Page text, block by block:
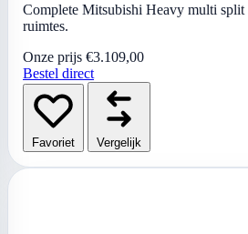
Complete Mitsubishi Heavy multi split
ruimtes.
Onze prijs €3.109,00
Bestel direct
Favoriet Vergelijk